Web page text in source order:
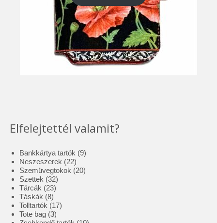
Elfelejtettél valamit?
Bankkártya tartók 99
Neszeszerek 2222
termék
Szemüvegtokok 2020
Szettek 3232
termék
Tárcák 2323
Táskák 88
termék
Tolltartók 1717
Tote bag 33